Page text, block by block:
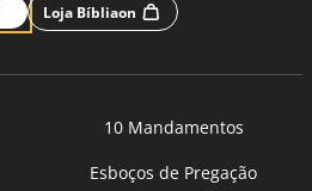
Loja Bíbliaon
10 Mandamentos
Esboços de Pregação